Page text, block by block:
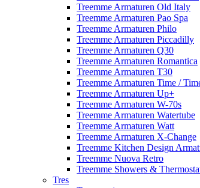
Treemme Armaturen Old Italy
Treemme Armaturen Pao Spa
Treemme Armaturen Philo
Treemme Armaturen Piccadilly
Treemme Armaturen Q30
Treemme Armaturen Romantica
Treemme Armaturen T30
Treemme Armaturen Time /
Treemme Armaturen Up+
Treemme Armaturen W-70s
Treemme Armaturen Watertube
Treemme Armaturen Watt
Treemme Armaturen X-Change
Treemme Kitchen Design
Treemme Nuova Retro
Treemme Showers &
Tres